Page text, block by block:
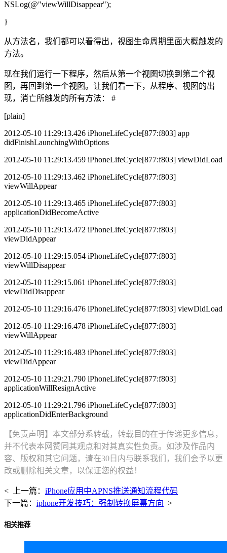
NSLog(@"viewWillDisappear");
}
从方法名，我们都可以看得出，视图生命周期里面大概触发的
方法。
现在我们运行一下程序，然后从第一个视图切换到第二个视
图，再回到第一个视图。让我们看一下，从程序、视图的出
现，消亡所触发的所有方法： #
[plain]
2012-05-10 11:29:13.426 iPhoneLifeCycle[877:f803] app
didFinishLaunchingWithOptions
2012-05-10 11:29:13.459 iPhoneLifeCycle[877:f803] viewDidLoad
2012-05-10 11:29:13.462 iPhoneLifeCycle[877:f803]
viewWillAppear
2012-05-10 11:29:13.465 iPhoneLifeCycle[877:f803]
applicationDidBecomeActive
2012-05-10 11:29:13.472 iPhoneLifeCycle[877:f803]
viewDidAppear
2012-05-10 11:29:15.054 iPhoneLifeCycle[877:f803]
viewWillDisappear
2012-05-10 11:29:15.061 iPhoneLifeCycle[877:f803]
viewDidDisappear
2012-05-10 11:29:16.476 iPhoneLifeCycle[877:f803] viewDidLoad
2012-05-10 11:29:16.478 iPhoneLifeCycle[877:f803]
viewWillAppear
2012-05-10 11:29:16.483 iPhoneLifeCycle[877:f803]
viewDidAppear
2012-05-10 11:29:21.790 iPhoneLifeCycle[877:f803]
applicationWillResignActive
2012-05-10 11:29:21.796 iPhoneLifeCycle[877:f803]
applicationDidEnterBackground
【免责声明】本文部分系转载，转载目的在于传递更多信息，
并不代表本网赞同其观点和对其真实性负责。如涉及作品内
容、版权和其它问题，请在30日内与联系我们，我们会予以更
改或删除相关文章，以保证您的权益！
< 上一篇： iPhone应用中APNS推送通知流程代码
下一篇： iphone开发技巧：强制转换屏幕方向 >
相关推荐